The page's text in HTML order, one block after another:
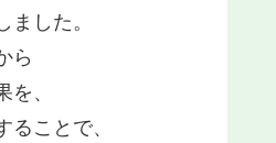
ました。
ら
、
ることで、